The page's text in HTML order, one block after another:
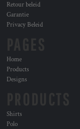
Retour beleid
Garantie
Privacy Beleid
Home
Products
Designs
Shirts
Polo